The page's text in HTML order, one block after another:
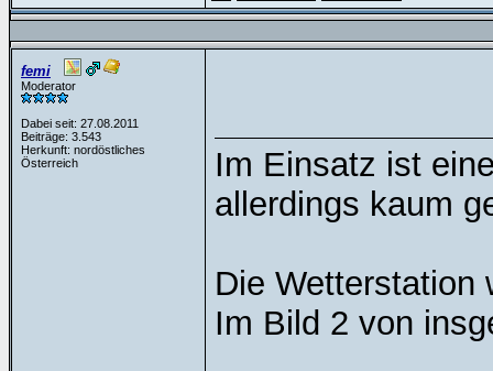
femi
Moderator
Dabei seit: 27.08.2011
Beiträge: 3.543
Herkunft: nordöstliches
Österreich
Im Einsatz ist
allerdings kaum
Die Wetterstation
Im Bild 2 von